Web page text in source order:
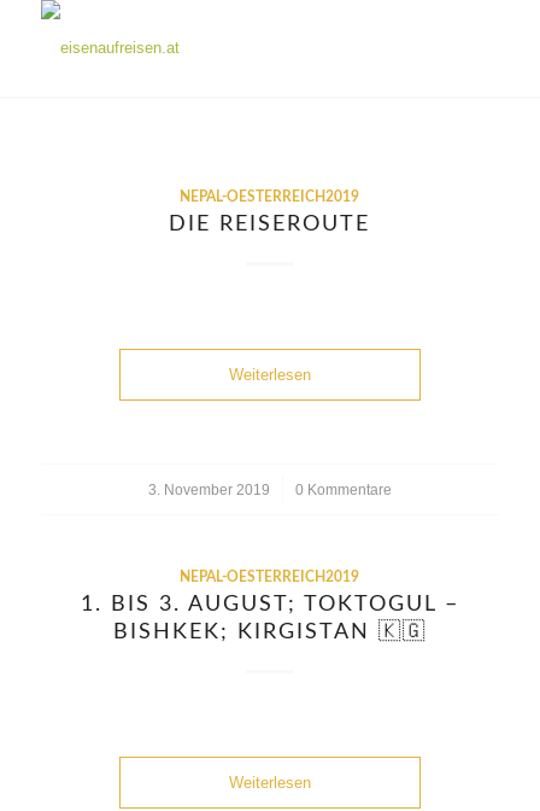
NEPAL-OESTERREICH2019
DIE REISEROUTE
Weiterlesen
3. November 2019
/ 0 Kommentare
NEPAL-OESTERREICH2019
1. BIS 3. AUGUST; TOKTOGUL –
BISHKEK; KIRGISTAN 🇰🇬
Weiterlesen